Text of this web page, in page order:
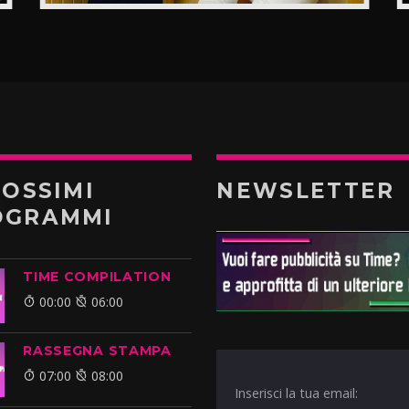
TIME COMPILATION
00:00 06:00
RASSEGNA STAMPA
07:00 08:00
NEWSLETTER
Inserisci la tua email: